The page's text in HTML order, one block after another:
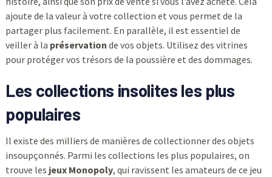
ajoute de la valeur à votre collection et vous permet de la
partager plus facilement. En parallèle, il est essentiel de
veiller à la préservation de vos objets. Utilisez des vitrines
pour protéger vos trésors de la poussière et des dommages.
Les collections insolites les plus
populaires
Il existe des milliers de manières de collectionner des objets
insoupçonnés. Parmi les collections les plus populaires, on
trouve les jeux Monopoly, qui ravissent les amateurs de ce jeu